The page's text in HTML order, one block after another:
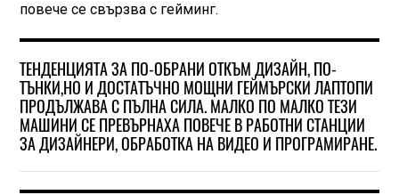
повече се свързва с гейминг.
ТЕНДЕНЦИЯТА ЗА ПО-ОБРАНИ ОТКЪМ ДИЗАЙН, ПО-
ТЪНКИ,НО И ДОСТАТЪЧНО МОЩНИ ГЕЙМЪРСКИ ЛАПТОПИ
ПРОДЪЛЖАВА С ПЪЛНА СИЛА. МАЛКО ПО МАЛКО ТЕЗИ
МАШИНИ СЕ ПРЕВЪРНАХА ПОВЕЧЕ В РАБОТНИ СТАНЦИИ
ЗА ДИЗАЙНЕРИ, ОБРАБОТКА НА ВИДЕО И ПРОГРАМИРАНЕ.